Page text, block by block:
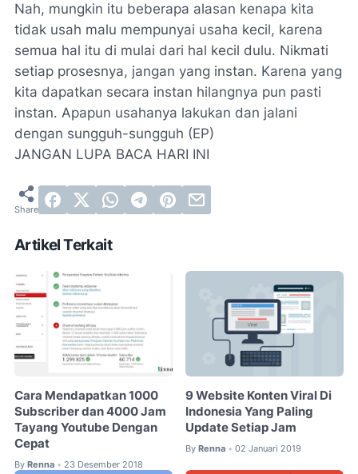
Nah, mungkin itu beberapa alasan kenapa kita
tidak usah malu mempunyai usaha kecil, karena
semua hal itu di mulai dari hal kecil dulu. Nikmati
setiap prosesnya, jangan yang instan. Karena yang
kita dapatkan secara instan hilangnya pun pasti
instan. Apapun usahanya lakukan dan jalani
dengan sungguh-sungguh (EP)
JANGAN LUPA BACA HARI INI
Artikel Terkait
Cara Mendapatkan 1000
Subscriber dan 4000 Jam
Tayang Youtube Dengan
Cepat
By Renna • 23 Desember 2018
9 Website Konten Viral Di
Indonesia Yang Paling
Update Setiap Jam
By Renna • 02 Januari 2019